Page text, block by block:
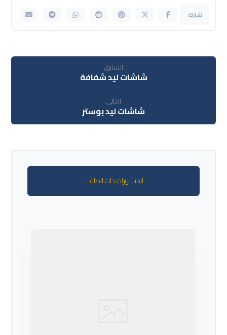
السابق
شاشات ليد شفافة
التالى
شاشات ليد بوستر
المنشورات ذات الصلة ...